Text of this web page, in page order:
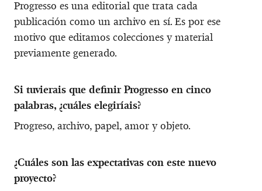
Progresso es una editorial que trata cada
publicación como un archivo en sí. Es por ese
motivo que editamos colecciones y material
previamente generado.
Si tuvierais que definir Progresso en cinco
palabras, ¿cuáles elegiríais?
Progreso, archivo, papel, amor y objeto.
¿Cuáles son las expectativas con este nuevo
proyecto?